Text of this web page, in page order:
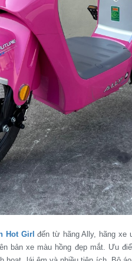
Hot Girl đến từ hãng Ally, hãng xe
bản xe màu hồng đẹp mắt. Ưu